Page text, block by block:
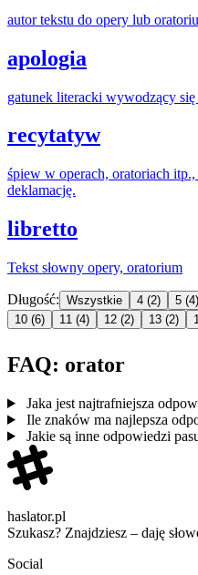
autor tekstu do opery lub orator
apologia
gatunek literacki wywodzący się
recytatyw
śpiew w operach, oratoriach
deklamację.
libretto
Tekst słowny opery, oratorium
Długość: Wszystkie 4 (2) 5 (4)
10 (6) 11 (4) 12 (2) 13 (2)
FAQ: orator
Jaka jest najtrafniejsza
Ile znaków ma najlepsza
Jakie są inne odpowiedzi
haslator.pl
Szukasz? Znajdziesz – daję
Social